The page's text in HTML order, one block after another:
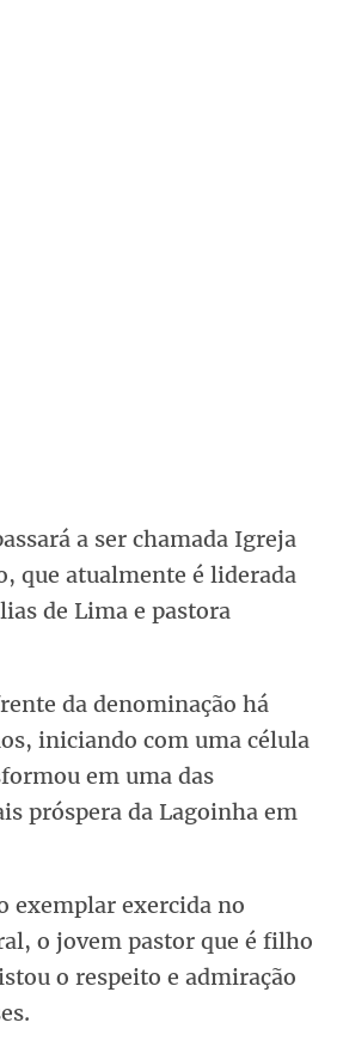
a ser chamada Igreja
que atualmente é liderada
de Lima e pastora
da denominação há
iniciando com uma célula
em uma das
próspera da Lagoinha em
exemplar exercida no
o jovem pastor que é filho
o respeito e admiração